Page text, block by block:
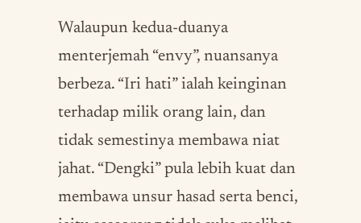
Walaupun kedua-duanya
menterjemah “envy”, nuansanya
berbeza. “Iri hati” ialah keinginan
terhadap milik orang lain, dan
tidak semestinya membawa niat
jahat. “Dengki” pula lebih kuat dan
membawa unsur hasad serta benci,